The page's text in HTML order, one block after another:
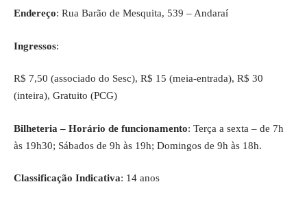
Endereço: Rua Barão de Mesquita, 539 – Andaraí
Ingressos:
R$ 7,50 (associado do Sesc), R$ 15 (meia-entrada), R$ 30
(inteira), Gratuito (PCG)
Bilheteria – Horário de funcionamento: Terça a sexta – de 7h
às 19h30; Sábados de 9h às 19h; Domingos de 9h às 18h.
Classificação Indicativa: 14 anos